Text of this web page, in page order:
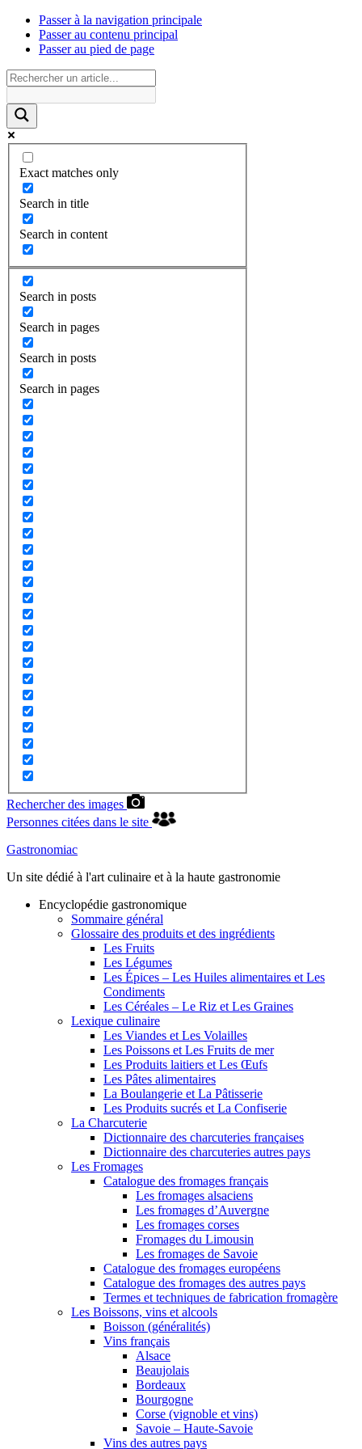
Passer à la navigation principale
Passer au contenu principal
Passer au pied de page
Exact matches only
Search in title
Search in content
Search in posts
Search in pages
Search in posts
Search in pages
Rechercher des images
Personnes citées dans le site
Gastronomiac
Un site dédié à l'art culinaire et à la haute gastronomie
Encyclopédie gastronomique
Sommaire général
Glossaire des produits et des ingrédients
Les Fruits
Les Légumes
Les Épices – Les Huiles alimentaires et Les
Condiments
Les Céréales – Le Riz et Les Graines
Lexique culinaire
Les Viandes et Les Volailles
Les Poissons et Les Fruits de mer
Les Produits laitiers et Les Œufs
Les Pâtes alimentaires
La Boulangerie et La Pâtisserie
Les Produits sucrés et La Confiserie
La Charcuterie
Dictionnaire des charcuteries françaises
Dictionnaire des charcuteries autres pays
Les Fromages
Catalogue des fromages français
Les fromages alsaciens
Les fromages d’Auvergne
Les fromages corses
Fromages du Limousin
Les fromages de Savoie
Catalogue des fromages européens
Catalogue des fromages des autres pays
Termes et techniques de fabrication fromagère
Les Boissons, vins et alcools
Boisson (généralités)
Vins français
Alsace
Beaujolais
Bordeaux
Bourgogne
Corse (vignoble et vins)
Savoie – Haute-Savoie
Vins des autres pays